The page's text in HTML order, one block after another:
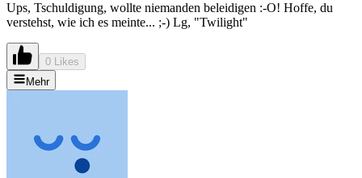
Ups, Tschuldigung, wollte niemanden beleidigen :-O! Hoffe, du
verstehst, wie ich es meinte... ;-) Lg, "Twilight"
0 Likes
Mehr